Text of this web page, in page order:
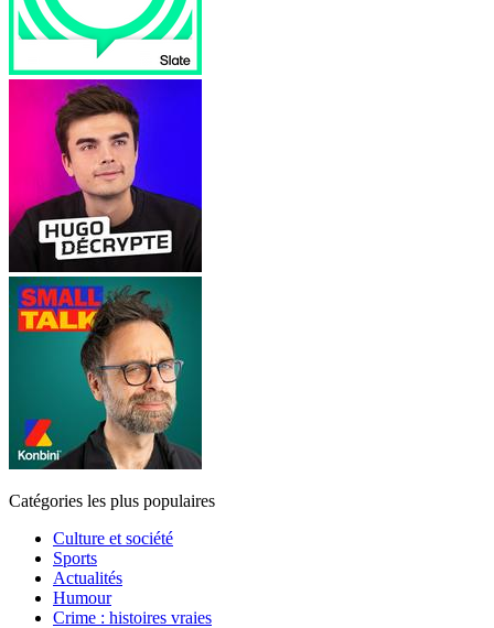
Catégories les plus populaires
Culture et société
Sports
Actualités
Humour
Crime : histoires vraies